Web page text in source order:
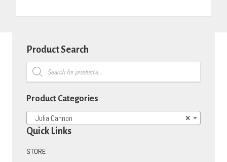
Product Search
Products
search
Product Categories
×
Julia Cannon
Quick Links
STORE